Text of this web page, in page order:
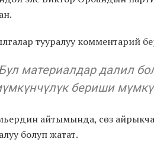
тууралуу комментарий
материалдар далил
бериши
айтымында, сөз
болуп жатат.